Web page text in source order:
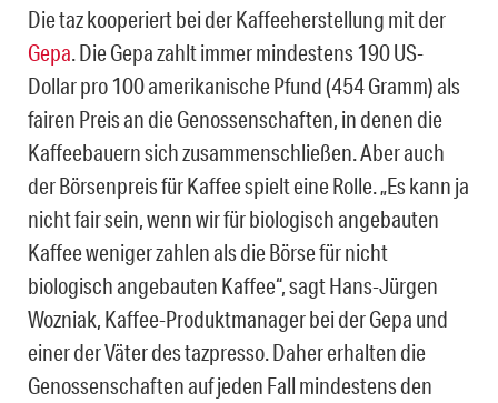
Die taz kooperiert bei der Kaffeeherstellung mit der
Gepa. Die Gepa zahlt immer mindestens 190 US-
Dollar pro 100 amerikanische Pfund (454 Gramm) als
fairen Preis an die Genossenschaften, in denen die
Kaffeebauern sich zusammenschließen. Aber auch
der Börsenpreis für Kaffee spielt eine Rolle. „Es kann ja
nicht fair sein, wenn wir für biologisch angebauten
Kaffee weniger zahlen als die Börse für nicht
biologisch angebauten Kaffee“, sagt Hans-Jürgen
Wozniak, Kaffee-Produktmanager bei der Gepa und
einer der Väter des tazpresso. Daher erhalten die
Genossenschaften auf jeden Fall mindestens den